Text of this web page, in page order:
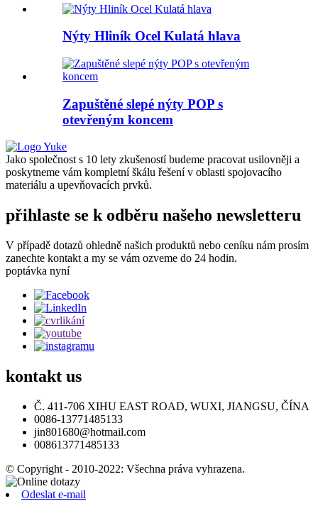
Nýty Hliník Ocel Kulatá hlava
Zapuštěné slepé nýty POP s
otevřeným koncem
Jako společnost s 10 lety zkušeností budeme pracovat usilovněji a
poskytneme vám kompletní škálu řešení v oblasti spojovacího
materiálu a upevňovacích prvků.
přihlaste se k odběru našeho newsletteru
V případě dotazů ohledně našich produktů nebo ceníku nám prosím
zanechte kontakt a my se vám ozveme do 24 hodin.
poptávka nyní
kontakt us
Č. 411-706 XIHU EAST ROAD, WUXI, JIANGSU, ČÍNA
0086-13771485133
jin801680@hotmail.com
008613771485133
© Copyright - 2010-2022: Všechna práva vyhrazena.
Odeslat e-mail